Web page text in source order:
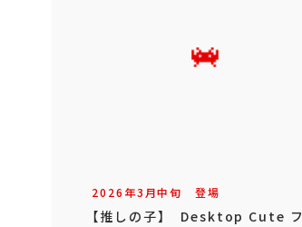
2026年3月中旬 登場
【推しの子】 Desktop Cute フ